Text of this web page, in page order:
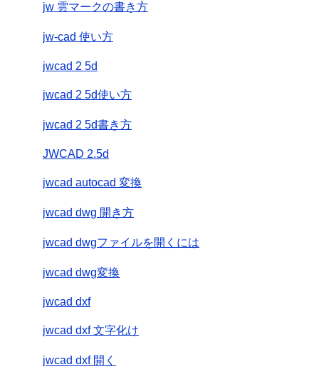
jw 雲マークの書き方
jw-cad 使い方
jwcad 2 5d
jwcad 2 5d使い方
jwcad 2 5d書き方
JWCAD 2.5d
jwcad autocad 変換
jwcad dwg 開き方
jwcad dwgファイルを開くには
jwcad dwg変換
jwcad dxf
jwcad dxf 文字化け
jwcad dxf 開く